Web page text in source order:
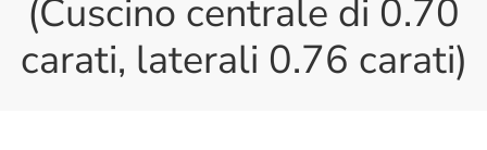
(Cuscino centrale di 0.70
carati, laterali 0.76 carati)